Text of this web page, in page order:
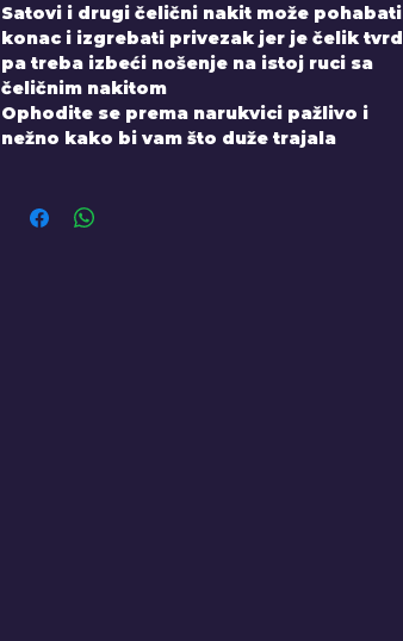
Satovi i drugi čelični nakit može pohabati
konac i izgrebati privezak jer je čelik tvrd
pa treba izbeći nošenje na istoj ruci sa
čeličnim nakitom
Ophodite se prema narukvici pažlivo i
nežno kako bi vam što duže trajala